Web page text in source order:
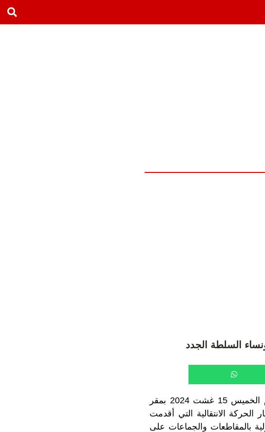
السلطة الجدد
ترأس محمد اليعقوبي، والي جهة الرباط سلا القنيطرة، صباح اليوم الخميس 15 غشت 2024 بمقر
الانتقالية التي أقدمت
بالمقاطعات والجماعات على